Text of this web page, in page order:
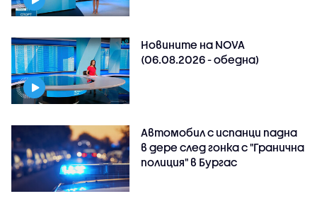
Новините на NOVA
(06.08.2026 - обедна)
Автомобил с испанци падна
в дере след гонка с "Гранична
полиция" в Бургас